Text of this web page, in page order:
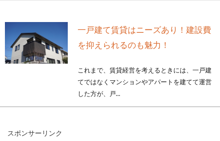
一戸建て賃貸はニーズあり！建設費
を抑えられるのも魅力！
これまで、賃貸経営を考えるときには、一戸建
てではなくマンションやアパートを建てて運営
した方が、戸...
スポンサーリンク